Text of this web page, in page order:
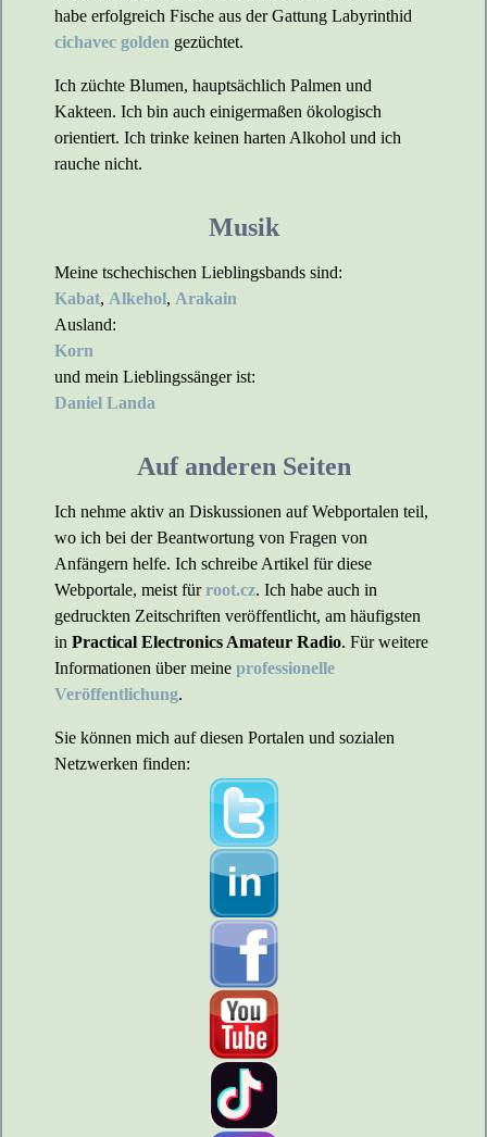
habe erfolgreich Fische aus der Gattung Labyrinthid
cichavec golden gezüchtet.
Ich züchte Blumen, hauptsächlich Palmen und
Kakteen. Ich bin auch einigermaßen ökologisch
orientiert. Ich trinke keinen harten Alkohol und ich
rauche nicht.
Musik
Meine tschechischen Lieblingsbands sind:
Kabat, Alkehol, Arakain
Ausland:
Korn
und mein Lieblingssänger ist:
Daniel Landa
Auf anderen Seiten
Ich nehme aktiv an Diskussionen auf Webportalen teil,
wo ich bei der Beantwortung von Fragen von
Anfängern helfe. Ich schreibe Artikel für diese
Webportale, meist fürroot.cz. Ich habe auch in
gedruckten Zeitschriften veröffentlicht, am häufigsten
in Practical Electronics Amateur Radio. Für weitere
Informationen über meine professionelle
Veröffentlichung.
Sie können mich auf diesen Portalen und sozialen
Netzwerken finden: